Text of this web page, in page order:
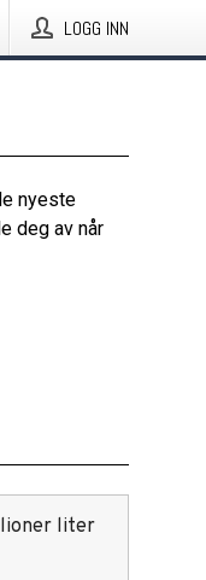
LOGG INN
nyeste
deg av når
liter